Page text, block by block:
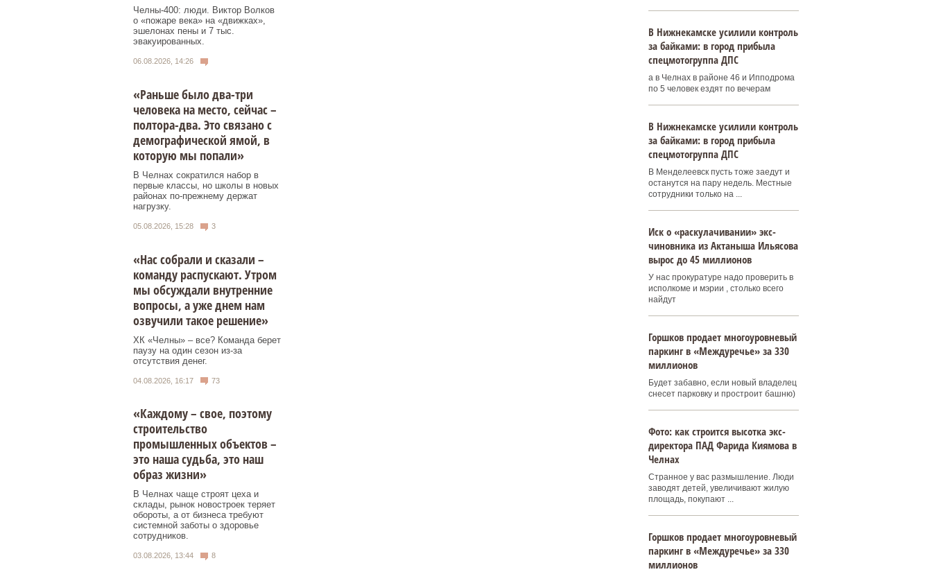
Челны-400: люди. Виктор Волков
о «пожаре века» на «движках»,
эшелонах пены и 7 тыс.
эвакуированных.
06.08.2026, 14:26
«Раньше было два-три
человека на место, сейчас –
полтора-два. Это связано с
демографической ямой, в
которую мы попали»
В Челнах сократился набор в
первые классы, но школы в новых
районах по-прежнему держат
нагрузку.
05.08.2026, 15:28 3
«Нас собрали и сказали –
команду распускают. Утром
мы обсуждали внутренние
вопросы, а уже днем нам
озвучили такое решение»
ХК «Челны» – все? Команда берет
паузу на один сезон из-за
отсутствия денег.
04.08.2026, 16:17 73
«Каждому – свое, поэтому
строительство
промышленных объектов –
это наша судьба, это наш
образ жизни»
В Челнах чаще строят цеха и
склады, рынок новостроек теряет
обороты, а от бизнеса требуют
системной заботы о здоровье
сотрудников.
03.08.2026, 13:44 8
В Нижнекамске усилили контроль
за байками: в город прибыла
спецмотогруппа ДПС
а в Челнах в районе 46 и Ипподрома
по 5 человек ездят по вечерам
В Нижнекамске усилили контроль
за байками: в город прибыла
спецмотогруппа ДПС
В Менделеевск пусть тоже заедут и
останутся на пару недель. Местные
сотрудники только на ...
Иск о «раскулачивании» экс-
чиновника из Актаныша Ильясова
вырос до 45 миллионов
У нас прокуратуре надо проверить в
исполкоме и мэрии , столько всего
найдут
Горшков продает многоуровневый
паркинг в «Междуречье» за 330
миллионов
Будет забавно, если новый владелец
снесет парковку и простроит башню)
Фото: как строится высотка экс-
директора ПАД Фарида Киямова в
Челнах
Странное у вас размышление. Люди
заводят детей, увеличивают жилую
площадь, покупают ...
Горшков продает многоуровневый
паркинг в «Междуречье» за 330
миллионов